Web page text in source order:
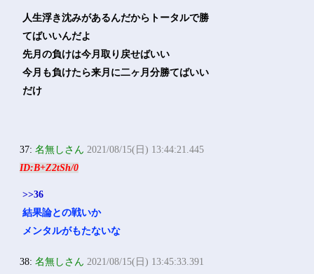
人生浮き沈みがあるんだからトータルで勝
てばいいんだよ
先月の負けは今月取り戻せばいい
今月も負けたら来月に二ヶ月分勝てばいい
だけ
37:名無しさん 2021/08/15(日) 13:44:21.445
ID:B+Z2tSh/0
>>36
結果論との戦いか
メンタルがもたないな
38:名無しさん 2021/08/15(日) 13:45:33.391